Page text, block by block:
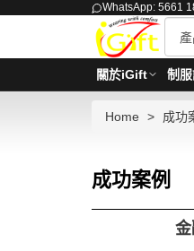
WhatsApp: 5661
關於iGift 制
Home 成功
成功案例